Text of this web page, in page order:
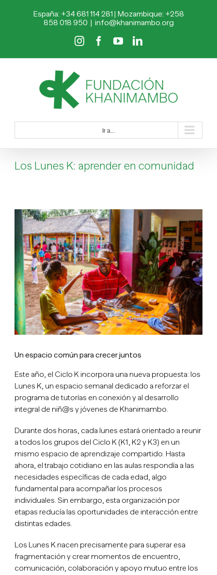
España: +34 681 114 281 | Mozambique: +258
858 018 950 | info@khanimambo.org
InstagramFacebook
YouTubeLinkedIn
Ir a...
Los Lunes K: aprender en comunidad
Ver
imagen
más
grande
Un espacio común para crecer juntos
Este año, el Ciclo K incorpora una nueva propuesta: los
Lunes K, un espacio semanal dedicado a reforzar el
programa de tutorías en conexión y al desarrollo
integral de niñ@s y jóvenes de Khanimambo.
Durante dos horas, cada lunes estará orientado a reunir
a todos los grupos del Ciclo K (K1, K2 y K3) en un
mismo espacio de aprendizaje compartido. Hasta
ahora, el trabajo cotidiano en las aulas respondía a las
necesidades específicas de cada edad, algo
fundamental para acompañar los procesos
individuales. Sin embargo, esta organización por
etapas reducía las oportunidades de interacción entre
distintas edades.
Los Lunes K nacen precisamente para superar esa
fragmentación y crear momentos de encuentro,
comunicación, colaboración y apoyo mutuo entre los